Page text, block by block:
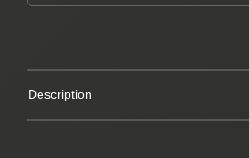
Description